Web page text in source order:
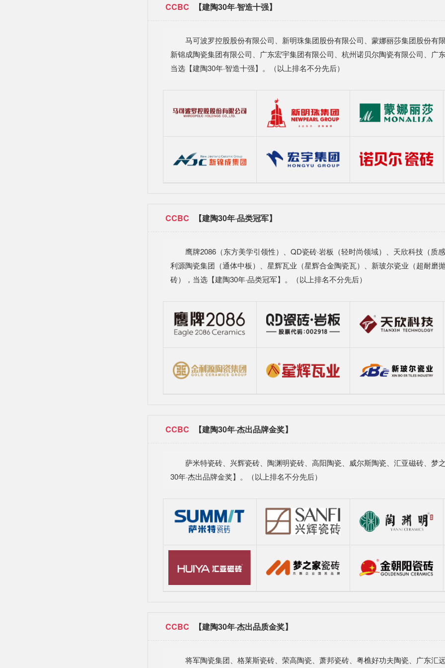
CCBC 【建陶30年·智造十强】
马可波罗控股股份有限公司、新明珠集团股份有限公司、蒙娜丽莎集团股份有
新锦成陶瓷集团有限公司、广东宏宇集团有限公司、杭州诺贝尔陶瓷有限公司、广
当选【建陶30年·智造十强】。（以上排名不分先后）
CCBC 【建陶30年·品类冠军】
鹰牌2086（东方美学引领性）、QD瓷砖·岩板（轻时尚领域）、天欣科技（
利源陶瓷集团（通体中板）、星辉瓦业（星辉合金陶瓷瓦）、新玻尔瓷业（超耐磨
砖），当选【建陶30年·品类冠军】。（以上排名不分先后）
CCBC 【建陶30年·杰出品牌金奖】
萨米特瓷砖、兴辉瓷砖、陶渊明瓷砖、高阳陶瓷、威尔斯陶瓷、汇亚磁砖、梦
30年·杰出品牌金奖】。（以上排名不分先后）
CCBC 【建陶30年·杰出品质金奖】
将军陶瓷集团、格莱斯瓷砖、荣高陶瓷、萧邦瓷砖、粤樵好功夫陶瓷、广东汇